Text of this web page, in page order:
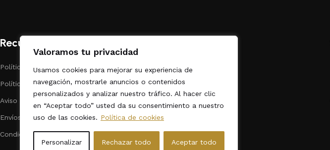
Valoramos tu privacidad
Usamos cookies para mejorar su experiencia de
navegación, mostrarle anuncios o contenidos
personalizados y analizar nuestro tráfico. Al hacer clic
en “Aceptar todo” usted da su consentimiento a nuestro
uso de las cookies. Política de cookies
Personalizar Rechazar todo Aceptar todo
Recursos
Políticas de Privacidad
Políticas de cookies
Aviso legal
Envíos
Condiciones de contratación
Repostería
Dibujos Animados